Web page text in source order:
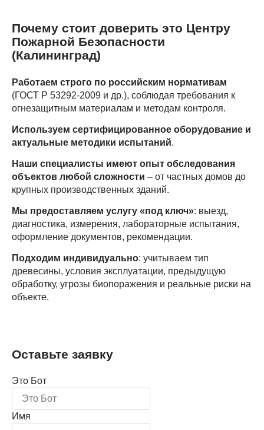
Почему стоит доверить это Центру
Пожарной Безопасности
(Калининград)
Работаем строго по российским нормативам
(ГОСТ Р 53292-2009 и др.), соблюдая требования к
огнезащитным материалам и методам контроля.
Используем сертифицированное оборудование и
актуальные методики испытаний.
Наши специалисты имеют опыт обследования
объектов любой сложности – от частных домов до
крупных производственных зданий.
Мы предоставляем услугу «под ключ»: выезд,
диагностика, измерения, лабораторные испытания,
оформление документов, рекомендации.
Подходим индивидуально: учитываем тип
древесины, условия эксплуатации, предыдущую
обработку, угрозы биопоражения и реальные риски на
объекте.
Оставьте заявку
Это Бот
Имя